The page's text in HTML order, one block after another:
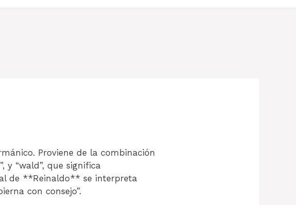
Proviene de la combinación
y “wald”, que significa
de **Reinaldo** se interpreta
con consejo”.